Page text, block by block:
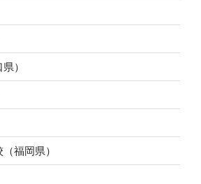
）
福岡県）